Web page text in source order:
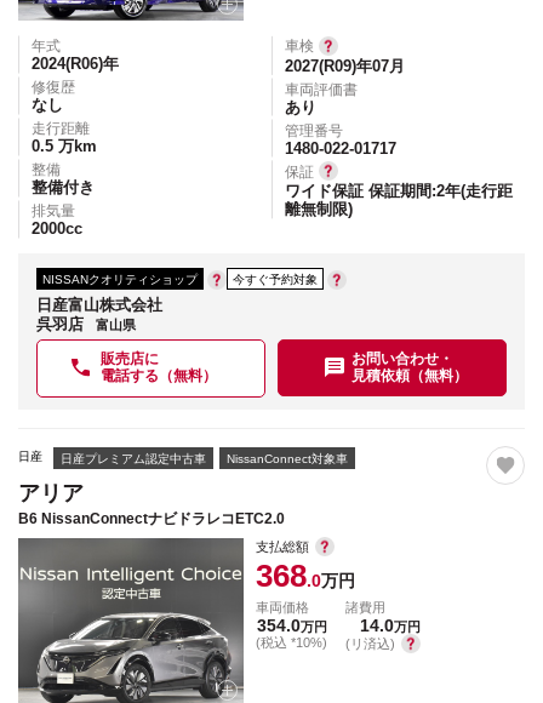
年式
2024(R06)年
修復歴
なし
走行距離
0.5 万km
整備
整備付き
排気量
2000cc
車検
2027(R09)年07月
車両評価書
あり
管理番号
1480-022-01717
保証
ワイド保証 保証期間:2年(走行距
離無制限)
NISSANクオリティショップ 今すぐ予約対象
日産富山株式会社
呉羽店
富山県
販売店に
電話する（無料）
お問い合わせ・
見積依頼（無料）
日産 日産プレミアム認定中古車 NissanConnect対象車
アリア
B6 NissanConnectナビドラレコETC2.0
支払総額
368.0万円
車両価格
354.0万円
(税込 *10%)
諸費用
14.0万円
(リ済込)